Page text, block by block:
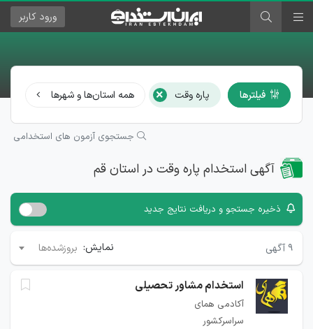
ورود کاربر
فیلترها پاره وقت × همه استان‌ها و شهرها
جستجوی آزمون های استخدامی
آگهی استخدام پاره وقت در استان قم
ذخیره جستجو و دریافت نتایج جدید
۹ آگهی نمایش: بروزشده‌ها
استخدام مشاور تحصیلی
آکادمی همای
سراسرکشور